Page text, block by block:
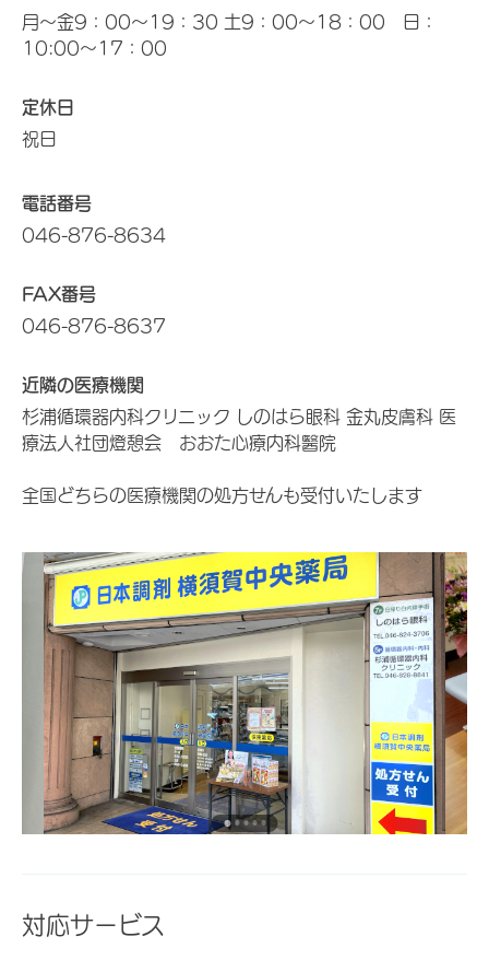
月～金9：00～19：30 土9：00～18：00 日：
10:00～17：00
定休日
祝日
電話番号
046-876-8634
FAX番号
046-876-8637
近隣の医療機関
杉浦循環器内科クリニック しのはら眼科 金丸皮膚科 医
療法人社団燈憩会 おおた心療内科醫院
全国どちらの医療機関の処方せんも受付いたします
対応サービス